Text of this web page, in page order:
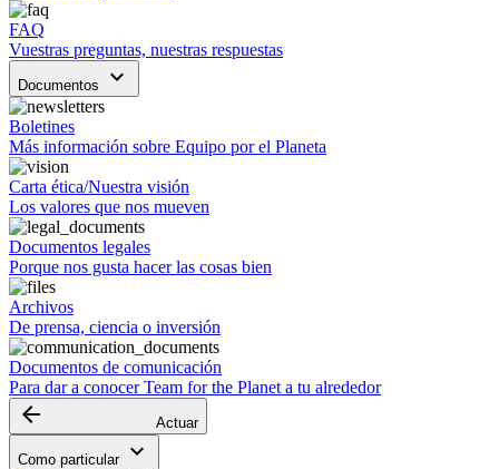
FAQ
Vuestras preguntas, nuestras respuestas
Documentos keyboard_arrow_down
Boletines
Más información sobre Equipo por el Planeta
Carta ética/Nuestra visión
Los valores que nos mueven
Documentos legales
Porque nos gusta hacer las cosas bien
Archivos
De prensa, ciencia o inversión
Documentos de comunicación
Para dar a conocer Team for the Planet a tu alrededor
arrow_backward Actuar
Como particular keyboard_arrow_down